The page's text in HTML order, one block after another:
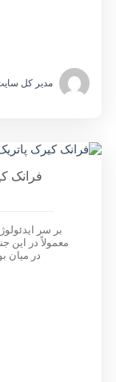
مدیر کل
فرانک
بر سر
معمولاً در
در میان